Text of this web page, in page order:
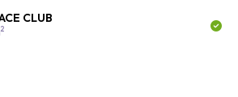
CLUB
2